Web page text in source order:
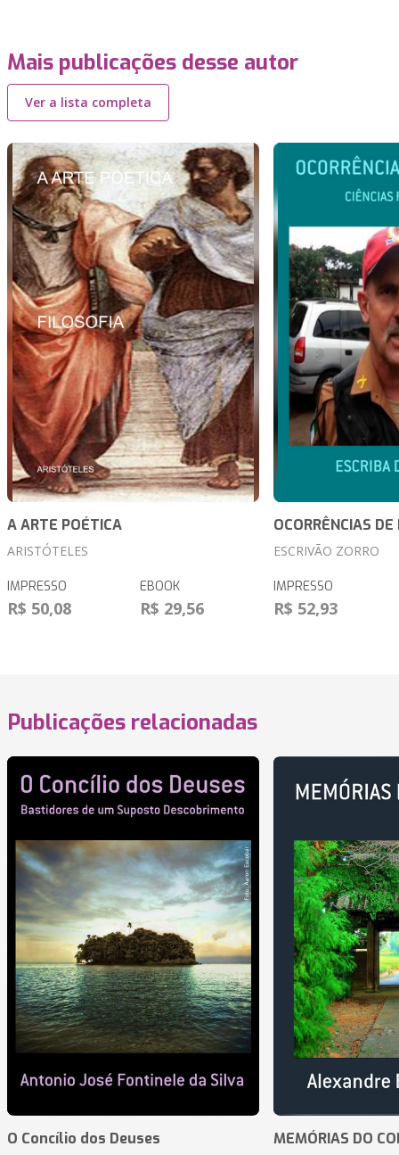
Mais publicações desse autor
Ver a lista completa
A ARTE POÉTICA
ARISTÓTELES
IMPRESSO
R$ 50,08
EBOOK
R$ 29,56
OCORRÊNCIAS
ESCRIVÃO ZORRO
IMPRESSO
R$ 52,93
Publicações relacionadas
O Concílio dos Deuses MEMÓRIAS DO